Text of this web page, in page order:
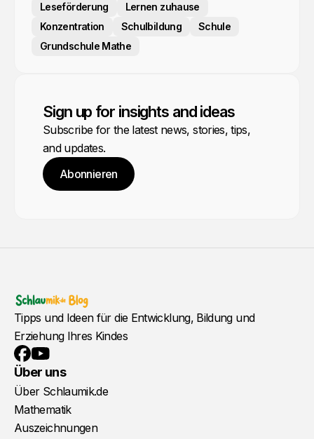
Leseförderung
Lernen zuhause
Konzentration
Schulbildung
Schule
Grundschule Mathe
Sign up for insights and ideas
Subscribe for the latest news, stories, tips,
and updates.
Abonnieren
Tipps und Ideen für die Entwicklung, Bildung und
Erziehung Ihres Kindes
Facebook
YouTube
Über uns
Über Schlaumik.de
Mathematik
Auszeichnungen